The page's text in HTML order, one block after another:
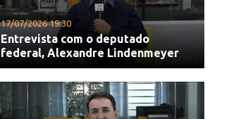
17/07/2026 19:30
Entrevista com o deputado
federal, Alexandre Lindenmeyer